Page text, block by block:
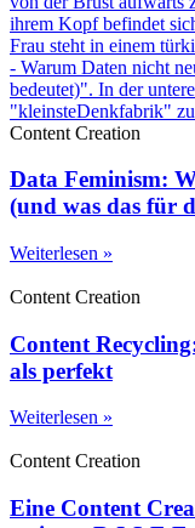
Content Creation
Data Feminism:
(und was das für
Weiterlesen »
Content Creation
Content
als perfekt
Weiterlesen »
Content Creation
Eine Content